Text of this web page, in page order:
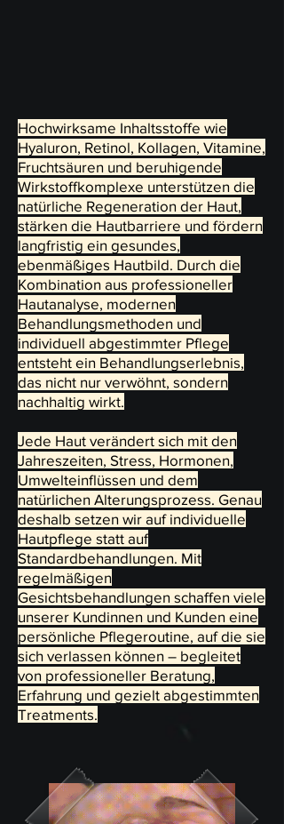
Hochwirksame Inhaltsstoffe wie
Hyaluron, Retinol, Kollagen, Vitamine,
Fruchtsäuren und beruhigende
Wirkstoffkomplexe unterstützen die
natürliche Regeneration der Haut,
stärken die Hautbarriere und fördern
langfristig ein gesundes,
ebenmäßiges Hautbild. Durch die
Kombination aus professioneller
Hautanalyse, modernen
Behandlungsmethoden und
individuell abgestimmter Pflege
entsteht ein Behandlungserlebnis,
das nicht nur verwöhnt, sondern
nachhaltig wirkt.
Jede Haut verändert sich mit den
Jahreszeiten, Stress, Hormonen,
Umwelteinflüssen und dem
natürlichen Alterungsprozess. Genau
deshalb setzen wir auf individuelle
Hautpflege statt auf
Standardbehandlungen. Mit
regelmäßigen
Gesichtsbehandlungen schaffen viele
unserer Kundinnen und Kunden eine
persönliche Pflegeroutine, auf die sie
sich verlassen können – begleitet
von professioneller Beratung,
Erfahrung und gezielt abgestimmten
Treatments.